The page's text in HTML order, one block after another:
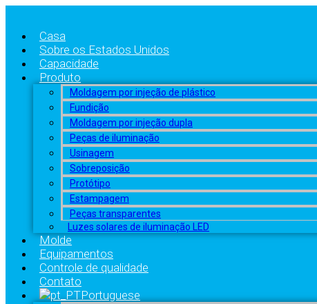
Casa
Sobre os Estados Unidos
Capacidade
Produto
Moldagem por injeção de plástico
Fundição
Moldagem por injeção dupla
Peças de iluminação
Usinagem
Sobreposição
Protótipo
Estampagem
Peças transparentes
Luzes solares de iluminação LED
Molde
Equipamentos
Controle de qualidade
Contato
Portuguese